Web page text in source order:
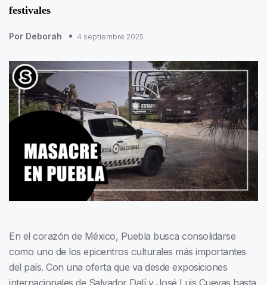
festivales
Por Deborah 4 septiembre 2025
En el corazón de México, Puebla busca consolidarse
como uno de los epicentros culturales más importantes
del país. Con una oferta que va desde exposiciones